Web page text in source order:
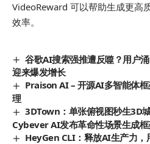
VideoReward 可以帮助生成更高
效率。
谷歌AI搜索强推遭反噬？用户
迎来爆发增长
Praison AI – 开源AI多智能体
理
3DTown：单张俯视图秒生3D
Cybever AI发布革命性场景生成
HeyGen CLI：释放AI生产力